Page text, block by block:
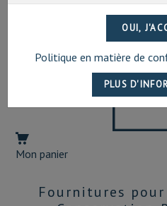
Mon panier
Fournitures
Politique en matière de